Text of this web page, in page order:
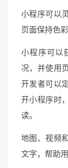
小程序可以
页面保持色彩
小程序可以
况，并使用
开发者可以
开小程序时
读。
地图、视频
文字，帮助